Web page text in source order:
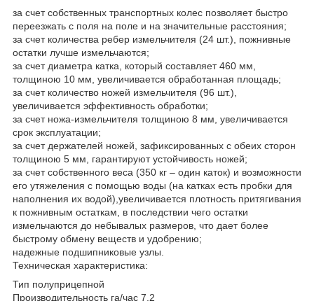
за счет собственных транспортных колес позволяет быстро
переезжать с поля на поле и на значительные расстояния;
за счет количества ребер измельчителя (24 шт.), пожнивные
остатки лучше измельчаются;
за счет диаметра катка, который составляет 460 мм,
толщиною 10 мм, увеличивается обработанная площадь;
за счет количество ножей измельчителя (96 шт.),
увеличивается эффективность обработки;
за счет ножа-измельчителя толщиною 8 мм, увеличивается
срок эксплуатации;
за счет держателей ножей, зафиксированных с обеих сторон
толщиною 5 мм, гарантируют устойчивость ножей;
за счет собственного веса (350 кг – один каток) и возможности
его утяжеления с помощью воды (на катках есть пробки для
наполнения их водой),увеличивается плотность притягивания
к пожнивным остаткам, в последствии чего остатки
измельчаются до небывалых размеров, что дает более
быстрому обмену веществ и удобрению;
надежные подшипниковые узлы.
Техническая характеристика:
Тип полуприцепной
Производительность га/час 7,2